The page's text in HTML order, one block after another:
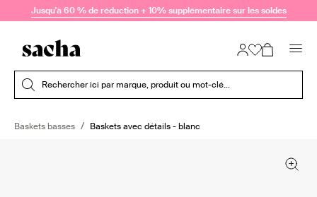
Passer au contenu
Jusqu'à 60 % de réduction + 10% supplémentaire sur les soldes
Rechercher ici par marque, produit ou mot-clé...
Baskets basses Baskets avec détails - blanc